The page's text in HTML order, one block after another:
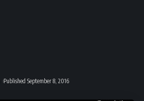
Published September 8, 2016